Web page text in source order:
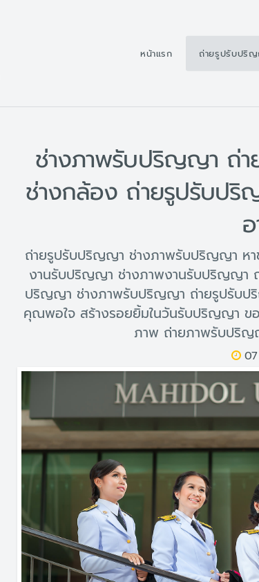
หน้าแรก ถ่ายรูปรับปริ
ช่างภาพรับปริญญา ถ่
ช่างกล้อง ถ่ายรูปรับป
ถ่ายรูปรับปริญญา ช่างภาพรับปริญญา ห
งานรับปริญญา ช่างภาพงานรับปริญญา
ปริญญา ช่างภาพรับปริญญา ถ่ายรูปรับป
คุณพอใจ สร้างรอยยิ้มในวันรับปริญญา ข
ภาพ ถ่ายภาพรับปริญ